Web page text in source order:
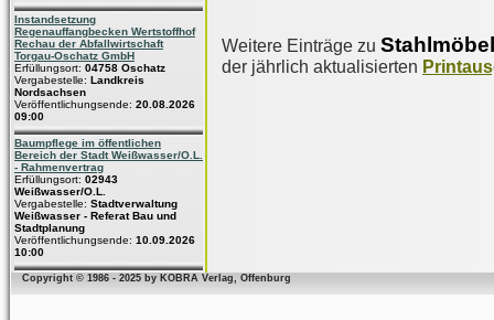
Instandsetzung
Regenauffangbecken Wertstoffhof
Rechau der Abfallwirtschaft
Torgau-Oschatz GmbH
Erfüllungsort: 04758 Oschatz
Vergabestelle: Landkreis
Nordsachsen
Veröffentlichungsende: 20.08.2026
09:00
Baumpflege im öffentlichen
Bereich der Stadt Weißwasser/O.L.
- Rahmenvertrag
Erfüllungsort: 02943
Weißwasser/O.L.
Vergabestelle: Stadtverwaltung
Weißwasser - Referat Bau und
Stadtplanung
Veröffentlichungsende: 10.09.2026
10:00
Weitere Einträge zu Stahlmöbel
der jährlich aktualisierten
Copyright © 1986 - 2025 by KOBRA Verlag, Offenburg